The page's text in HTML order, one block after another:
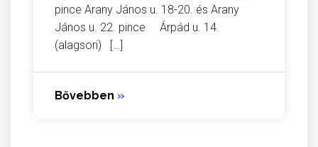
pince Arany János u. 18-20. és Arany
János u. 22. pince Árpád u. 14.
(alagsori) […]
Bővebben »